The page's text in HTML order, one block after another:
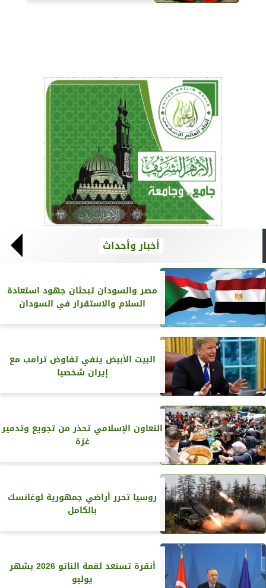
أخبار وأحداث
مصر والسودان تبحثان جهود استعادة
السلام والاستقرار في السودان
البيت الأبيض ينفي تفاوض ترامب مع
إيران شخصيا
التعاون الإسلامي تحذر من تجويع وتدمير
غزة
روسيا تحرر أراضي جمهورية لوغانسك
بالكامل
أنقرة تستعد لقمة الناتو 2026 بشهر
يوليو